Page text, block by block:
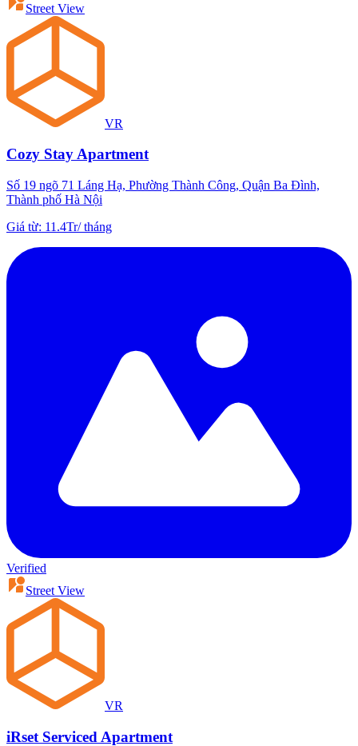
Street View
VR
Cozy Stay Apartment
Số 19 ngõ 71 Láng Hạ, Phường Thành Công, Quận Ba Đình,
Thành phố Hà Nội
Giá từ: 11.4Tr/tháng
Verified
Street View
VR
iRset Serviced Apartment